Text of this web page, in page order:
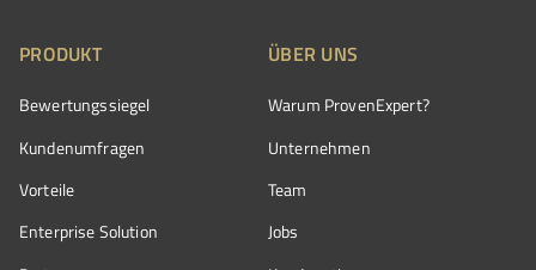
PRODUKT
Bewertungssiegel
Kundenumfragen
Vorteile
Enterprise Solution
ÜBER UNS
Warum ProvenExpert?
Unternehmen
Team
Jobs